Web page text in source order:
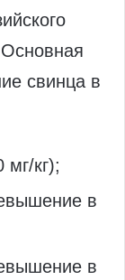
свинца в
кг);
в
в